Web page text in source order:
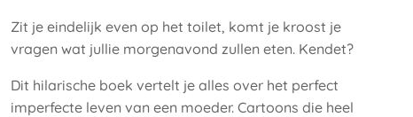
Zit je eindelijk even op het toilet, komt je kroost je
vragen wat jullie morgenavond zullen eten. Kendet?
Dit hilarische boek vertelt je alles over het perfect
imperfecte leven van een moeder. Cartoons die heel